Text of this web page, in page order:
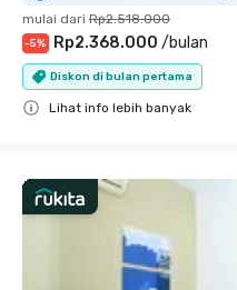
mulai dari Rp2.518.000
-5% Rp2.368.000 /bulan
Diskon di bulan pertama
Lihat info lebih banyak